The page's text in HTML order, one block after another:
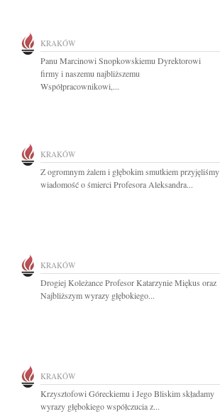
KRAKÓW
Panu Marcinowi Snopkowskiemu Dyrektorowi
firmy i naszemu najbliższemu
Współpracownikowi,...
KRAKÓW
Z ogromnym żalem i głębokim smutkiem przyjęliśmy
wiadomość o śmierci Profesora Aleksandra...
KRAKÓW
Drogiej Koleżance Profesor Katarzynie Miękus oraz
Najbliższym wyrazy głębokiego...
KRAKÓW
Krzysztofowi Góreckiemu i Jego Bliskim składamy
wyrazy głębokiego współczucia z...